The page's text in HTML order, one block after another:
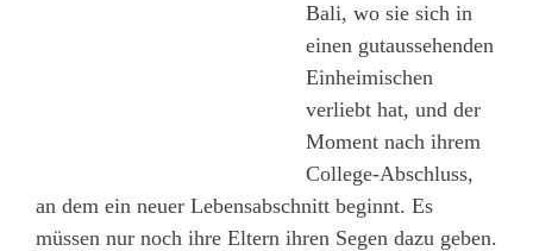
Bali, wo sie sich in
einen gutaussehenden
Einheimischen
verliebt hat, und der
Moment nach ihrem
College-Abschluss,
an dem ein neuer Lebensabschnitt beginnt. Es
müssen nur noch ihre Eltern ihren Segen dazu geben.